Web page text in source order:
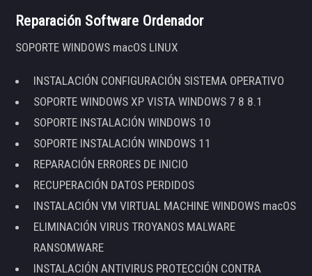
Reparación Software Ordenador
SOPORTE WINDOWS macOS LINUX
INSTALACIÓN CONFIGURACIÓN SISTEMA OPERATIVO
SOPORTE WINDOWS XP VISTA WINDOWS 7 8 8.1
SOPORTE INSTALACIÓN WINDOWS 10
SOPORTE INSTALACIÓN WINDOWS 11
REPARACIÓN ERRORES DE INICIO
RECUPERACIÓN DATOS PERDIDOS
INSTALACIÓN VM VIRTUAL MACHINE WINDOWS macOS
ELIMINACIÓN VIRUS TROYANOS MALWARE
RANSOMWARE
INSTALACIÓN ANTIVIRUS PROTECCIÓN CONTRA